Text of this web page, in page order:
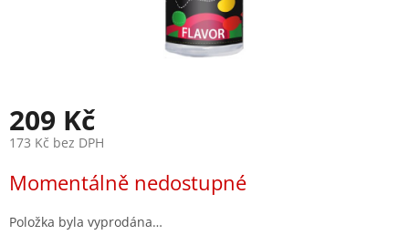
209 Kč
173 Kč bez DPH
cena:
Momentálně nedostupné
Položka byla vyprodána…